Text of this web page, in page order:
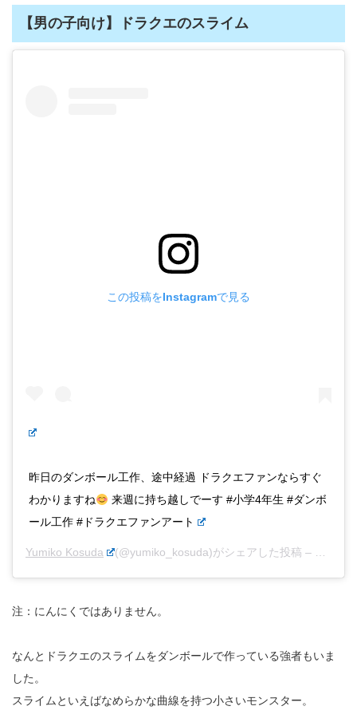
【男の子向け】ドラクエのスライム
この投稿をInstagramで見る
昨日のダンボール工作、途中経過 ドラクエファンならすぐ
わかりますね
来週に持ち越しでーす #小学4年生 #ダンボ
ール工作 #ドラクエファンアート
Yumiko Kosuda (@yumiko_kosuda)がシェアした投稿 – 2019年
注：にんにくではありません。
なんとドラクエのスライムをダンボールで作っている強者もいま
した。
スライムといえばなめらかな曲線を持つ小さいモンスター。